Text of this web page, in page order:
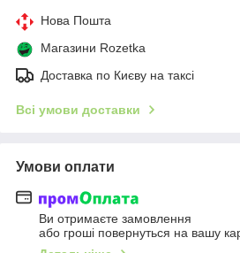
Нова Пошта
Магазини Rozetka
Доставка по Києву на таксі
Всі умови доставки
Умови оплати
Ви отримаєте замовлення
або гроші повернуться на вашу